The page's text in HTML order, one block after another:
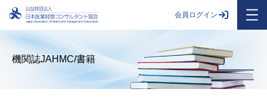
会員ログイン
機関誌JAHMC/書籍